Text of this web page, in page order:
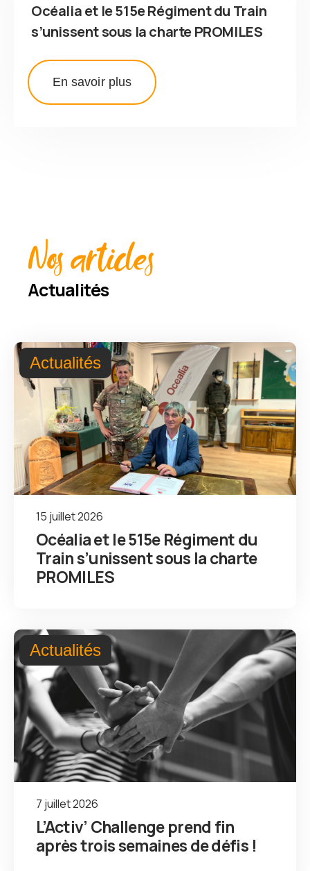
Océalia et le 515e Régiment du Train
s’unissent sous la charte PROMILES
En savoir plus
Nos articles
Actualités
Actualités
15 juillet 2026
Océalia et le 515e Régiment du
Train s’unissent sous la charte
PROMILES
Actualités
7 juillet 2026
L’Activ’ Challenge prend fin
après trois semaines de défis !